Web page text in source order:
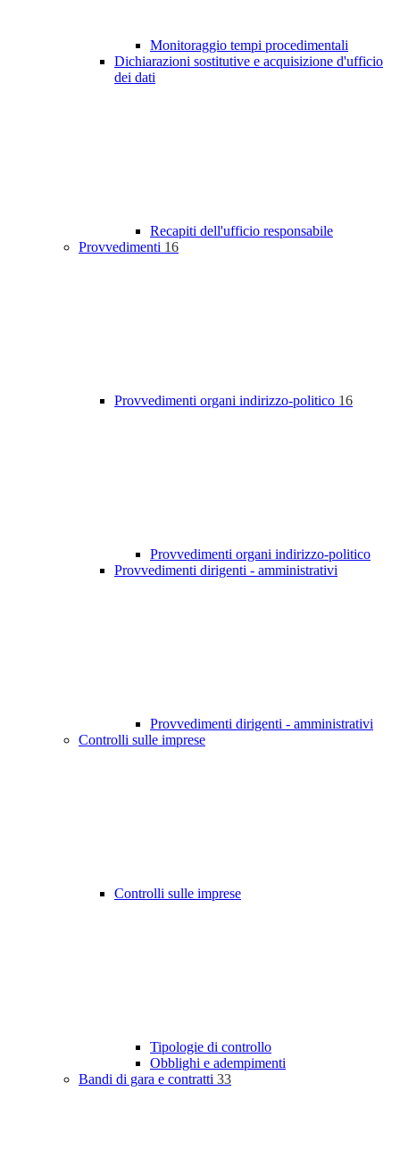
Monitoraggio tempi procedimentali
Dichiarazioni sostitutive e acquisizione d'ufficio
dei dati
Recapiti dell'ufficio responsabile
Provvedimenti 16
Provvedimenti organi indirizzo-politico 16
Provvedimenti organi indirizzo-politico
Provvedimenti dirigenti - amministrativi
Provvedimenti dirigenti - amministrativi
Controlli sulle imprese
Controlli sulle imprese
Tipologie di controllo
Obblighi e adempimenti
Bandi di gara e contratti 33